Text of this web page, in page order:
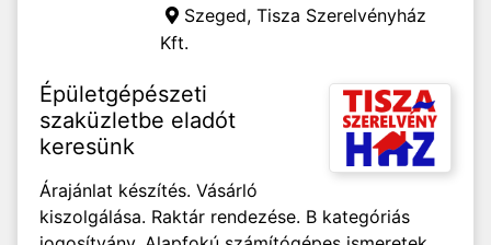
Szeged, Tisza Szerelvényház
Kft.
Épületgépészeti
szaküzletbe eladót
keresünk
Árajánlat készítés. Vásárló
kiszolgálása. Raktár rendezése. B kategóriás